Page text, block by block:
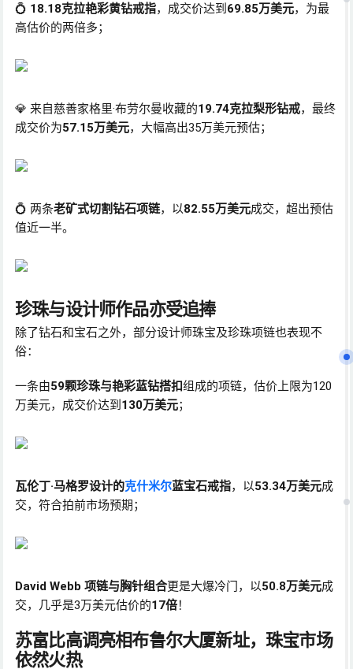
💍 18.18克拉艳彩黄钻戒指，成交价达到 69.85万美元，为最
高估价的两倍多；
💎 来自慈善家格里·布劳尔曼收藏的19.74克拉梨形钻戒，最终
成交价为57.15万美元，大幅高出35万美元预估；
💍 两条老矿式切割钻石项链，以82.55万美元成交，超出预估
值近一半。
珍珠与设计师作品亦受追捧
除了钻石和宝石之外，部分设计师珠宝及珍珠项链也表现不
俗：
一条由59颗珍珠与艳彩蓝钻搭扣组成的项链，估价上限为120
万美元，成交价达到 130万美元；
瓦伦丁·马格罗设计的克什米尔蓝宝石戒指，以53.34万美元成
交，符合拍前市场预期；
David Webb 项链与胸针组合更是大爆冷门，以50.8万美元成
交，几乎是3万美元估价的17倍！
苏富比高调亮相布鲁尔大厦新址，珠宝市场
依然火热